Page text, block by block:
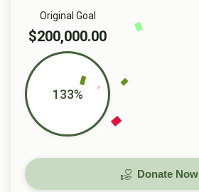
Original Goal
$200,000.00
133%
Donate Now